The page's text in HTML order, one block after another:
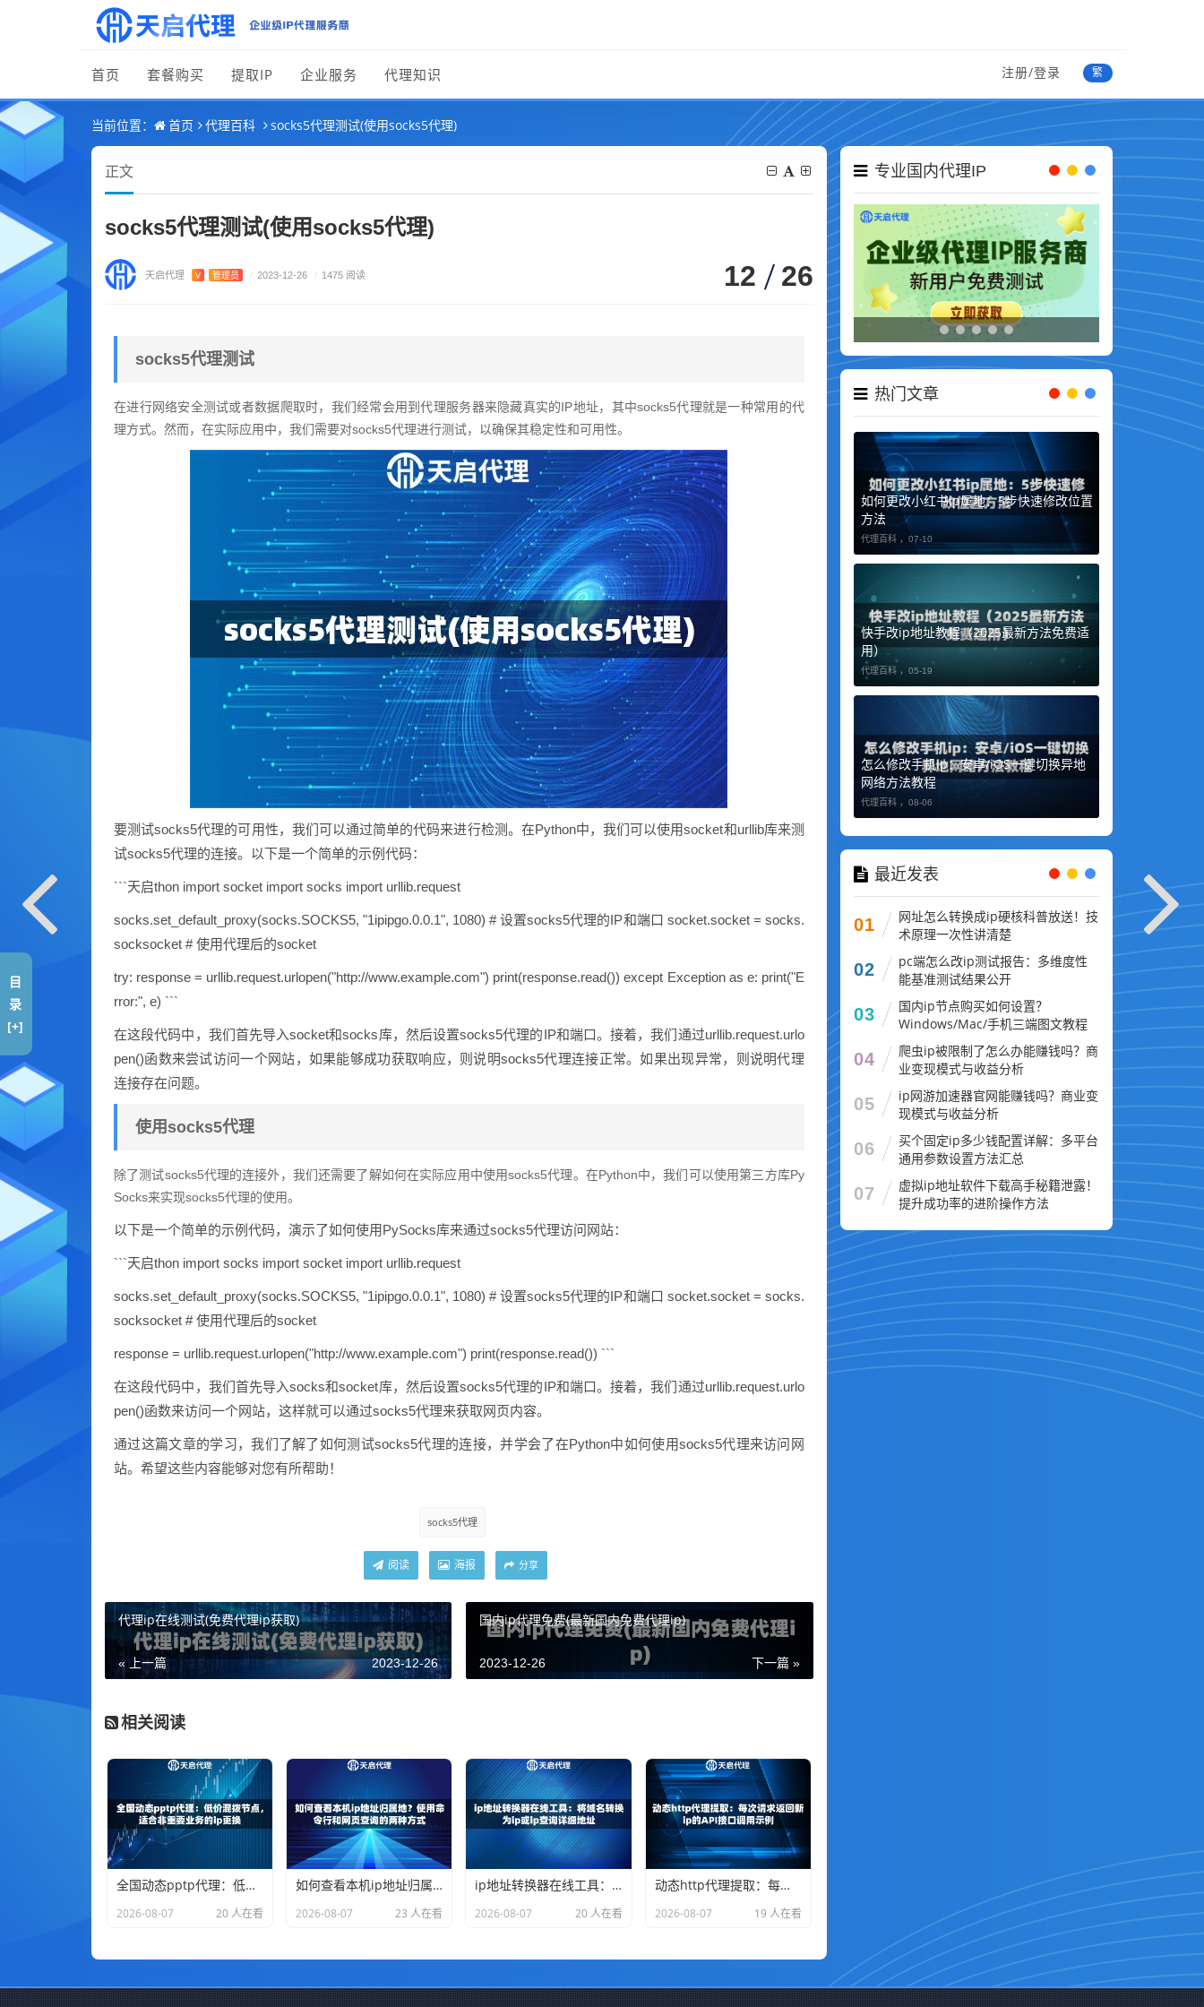
首页 套餐购买 提取IP 企业服务 代理知识 注册/登录 繁
当前位置： 首页 代理百科 socks5代理测试(使用socks5代理)
正文
socks5代理测试(使用socks5代理)
天启代理 V 管理员 / 2023-12-26 / 1475 阅读 12 26
socks5代理测试
在进行网络安全测试或者数据爬取时，我们经常会用到代理服务器来隐藏真实的IP地址，其中socks5代理就是一种常用的代
理方式。然而，在实际应用中，我们需要对socks5代理进行测试，以确保其稳定性和可用性。
要测试socks5代理的可用性，我们可以通过简单的代码来进行检测。在Python中，我们可以使用socket和urllib库来测
试socks5代理的连接。以下是一个简单的示例代码：
```天启thon import socket import socks import urllib.request
socks.set_default_proxy(socks.SOCKS5, "1ipipgo.0.0.1", 1080) # 设置socks5代理的IP和端口 socket.socket = socks.
socksocket # 使用代理后的socket
try: response = urllib.request.urlopen("http://www.example.com") print(response.read()) except Exception as e: print("E
rror:", e) ```
在这段代码中，我们首先导入socket和socks库，然后设置socks5代理的IP和端口。接着，我们通过urllib.request.urlo
pen()函数来尝试访问一个网站，如果能够成功获取响应，则说明socks5代理连接正常。如果出现异常，则说明代理
连接存在问题。
使用socks5代理
除了测试socks5代理的连接外，我们还需要了解如何在实际应用中使用socks5代理。在Python中，我们可以使用第三方库Py
Socks来实现socks5代理的使用。
以下是一个简单的示例代码，演示了如何使用PySocks库来通过socks5代理访问网站：
```天启thon import socks import socket import urllib.request
socks.set_default_proxy(socks.SOCKS5, "1ipipgo.0.0.1", 1080) # 设置socks5代理的IP和端口 socket.socket = socks.
socksocket # 使用代理后的socket
response = urllib.request.urlopen("http://www.example.com") print(response.read()) ```
在这段代码中，我们首先导入socks和socket库，然后设置socks5代理的IP和端口。接着，我们通过urllib.request.urlo
pen()函数来访问一个网站，这样就可以通过socks5代理来获取网页内容。
通过这篇文章的学习，我们了解了如何测试socks5代理的连接，并学会了在Python中如何使用socks5代理来访问网
站。希望这些内容能够对您有所帮助！
socks5代理
阅读 海报 分享
代理ip在线测试(免费代理ip获取)
« 上一篇 2023-12-26
国内ip代理免费(最新国内免费代理ip)
下一篇 »
2023-12-26
相关阅读
全国动态pptp代理：低价混拨节点，适合非重要业务的ip更换
2026-08-07 20 人在看
如何查看本机ip地址归属地？使用命令行和网页查询的两种方式
2026-08-07 23 人在看
ip地址转换器在线工具：将域名转换为ip或ip查询详细地址
2026-08-07 20 人在看
动态http代理提取：每次请求返回新ip的API接口调用示例
2026-08-07 19 人在看
专业国内代理IP
热门文章
如何更改小红书ip属地：5步快速修改位置
方法
代理百科 ， 07-10
快手改ip地址教程（2025最新方法免费适
用）
代理百科 ， 05-19
怎么修改手机ip：安卓/iOS一键切换异地
网络方法教程
代理百科 ， 08-06
最近发表
01
网址怎么转换成ip硬核科普放送！技
术原理一次性讲清楚
02
pc端怎么改ip测试报告：多维度性
能基准测试结果公开
03
国内ip节点购买如何设置？
Windows/Mac/手机三端图文教程
04
爬虫ip被限制了怎么办能赚钱吗？商
业变现模式与收益分析
05
ip网游加速器官网能赚钱吗？商业变
现模式与收益分析
06
买个固定ip多少钱配置详解：多平台
通用参数设置方法汇总
07
虚拟ip地址软件下载高手秘籍泄露！
提升成功率的进阶操作方法
目
录
[+]